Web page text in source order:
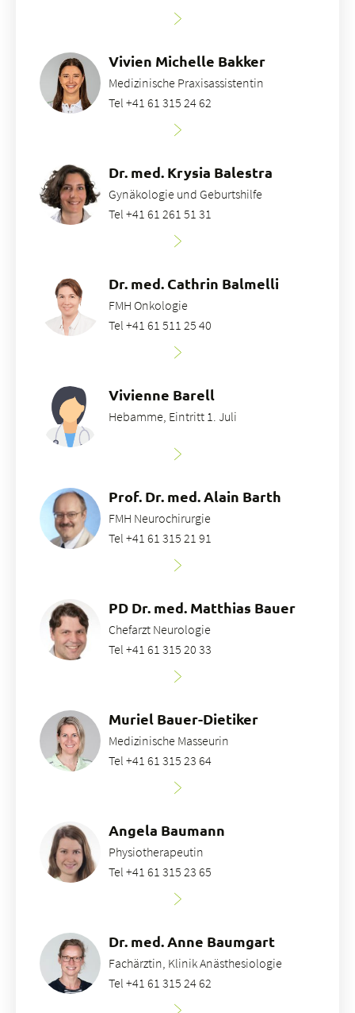
Vivien Michelle Bakker
Medizinische Praxisassistentin
Tel +41 61 315 24 62
Dr. med. Krysia Balestra
Gynäkologie und Geburtshilfe
Tel +41 61 261 51 31
Dr. med. Cathrin Balmelli
FMH Onkologie
Tel +41 61 511 25 40
Vivienne Barell
Hebamme, Eintritt 1. Juli
Prof. Dr. med. Alain Barth
FMH Neurochirurgie
Tel +41 61 315 21 91
PD Dr. med. Matthias Bauer
Chefarzt Neurologie
Tel +41 61 315 20 33
Muriel Bauer-Dietiker
Medizinische Masseurin
Tel +41 61 315 23 64
Angela Baumann
Physiotherapeutin
Tel +41 61 315 23 65
Dr. med. Anne Baumgart
Fachärztin, Klinik Anästhesiologie
Tel +41 61 315 24 62